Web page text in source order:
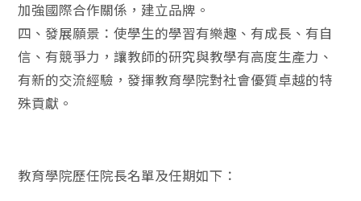
加強國際合作關係，建立品牌。
四、發展願景：使學生的學習有樂趣、有成長、有自
信、有競爭力，讓教師的研究與教學有高度生產力、
有新的交流經驗，發揮教育學院對社會優質卓越的特
殊貢獻。
教育學院歷任院長名單及任期如下：